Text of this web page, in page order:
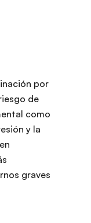
por
de
como
y la
graves